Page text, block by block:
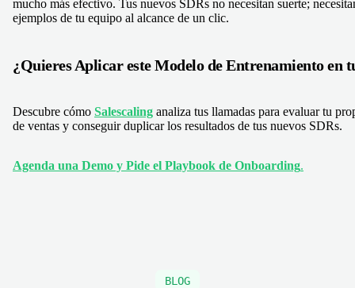
mucho más efectivo. Tus nuevos SDRs no necesitan suerte;
ejemplos de tu equipo al alcance de un clic.
¿Quieres Aplicar este Modelo de Entrenamiento en
Descubre cómo Salescaling analiza tus llamadas para evaluar tu
de ventas y conseguir duplicar los resultados de tus nuevos SDRs.
Agenda una Demo y Pide el Playbook de Onboarding.
BLOG